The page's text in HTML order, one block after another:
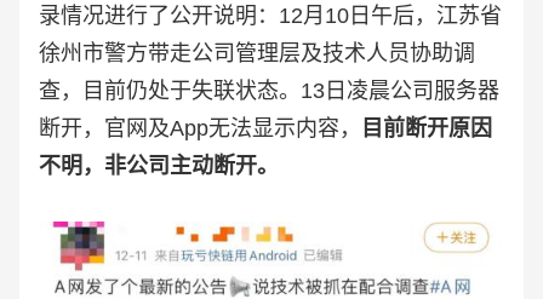
录情况进行了公开说明：12月10日午后，江苏省
徐州市警方带走公司管理层及技术人员协助调
查，目前仍处于失联状态。13日凌晨公司服务器
断开，官网及App无法显示内容，
目前断开原因
不明，非公司主动断开。